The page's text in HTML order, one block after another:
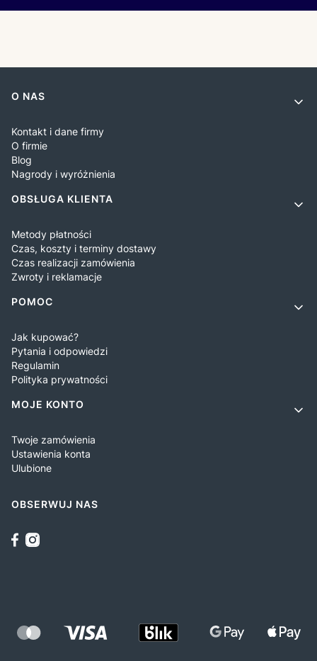
Linki w stopce
O NAS
Kontakt i dane firmy
O firmie
Blog
Nagrody i wyróżnienia
OBSŁUGA KLIENTA
Metody płatności
Czas, koszty i terminy dostawy
Czas realizacji zamówienia
Zwroty i reklamacje
POMOC
Jak kupować?
Pytania i odpowiedzi
Regulamin
Polityka prywatności
MOJE KONTO
Twoje zamówienia
Ustawienia konta
Ulubione
OBSERWUJ NAS